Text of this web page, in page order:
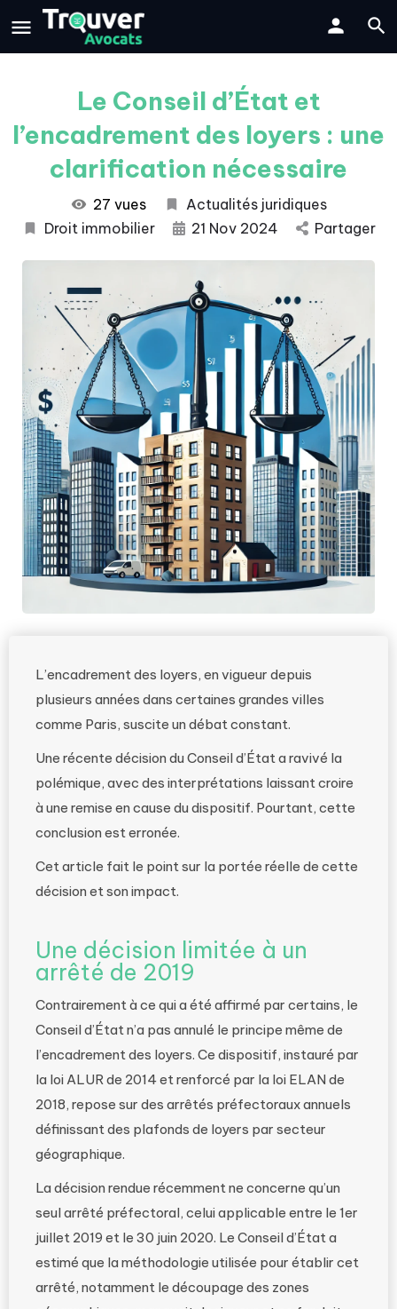
Le Conseil d’État et
l’encadrement des loyers : une
clarification nécessaire
27 vues
Actualités juridiques
Droit immobilier
21 Nov 2024 Partager
L’encadrement des loyers, en vigueur depuis
plusieurs années dans certaines grandes villes
comme Paris, suscite un débat constant.
Une récente décision du Conseil d’État a ravivé la
polémique, avec des interprétations laissant croire
à une remise en cause du dispositif. Pourtant, cette
conclusion est erronée.
Cet article fait le point sur la portée réelle de cette
décision et son impact.
Une décision limitée à un
arrêté de 2019
Contrairement à ce qui a été affirmé par certains, le
Conseil d’État n’a pas annulé le principe même de
l’encadrement des loyers. Ce dispositif, instauré par
la loi ALUR de 2014 et renforcé par la loi ELAN de
2018, repose sur des arrêtés préfectoraux annuels
définissant des plafonds de loyers par secteur
géographique.
La décision rendue récemment ne concerne qu’un
seul arrêté préfectoral, celui applicable entre le 1er
juillet 2019 et le 30 juin 2020. Le Conseil d’État a
estimé que la méthodologie utilisée pour établir cet
arrêté, notamment le découpage des zones